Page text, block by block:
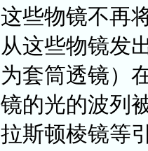
这些物镜不再
从这些物镜发
为套筒透镜）
镜的光的波列
拉斯顿棱镜等